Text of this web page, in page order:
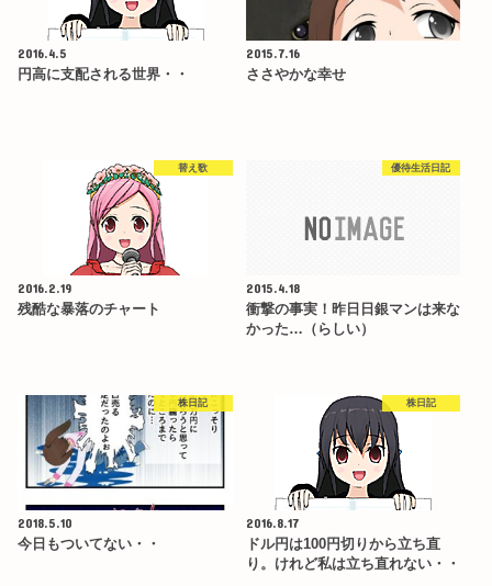
2016.4.5
円高に支配される世界・・
2015.7.16
ささやかな幸せ
替え歌
2016.2.19
残酷な暴落のチャート
優待生活日記
2015.4.18
衝撃の事実！昨日日銀マンは来な
かった…（らしい）
株日記
2018.5.10
今日もついてない・・
株日記
2016.8.17
ドル円は100円切りから立ち直
り。けれど私は立ち直れない・・